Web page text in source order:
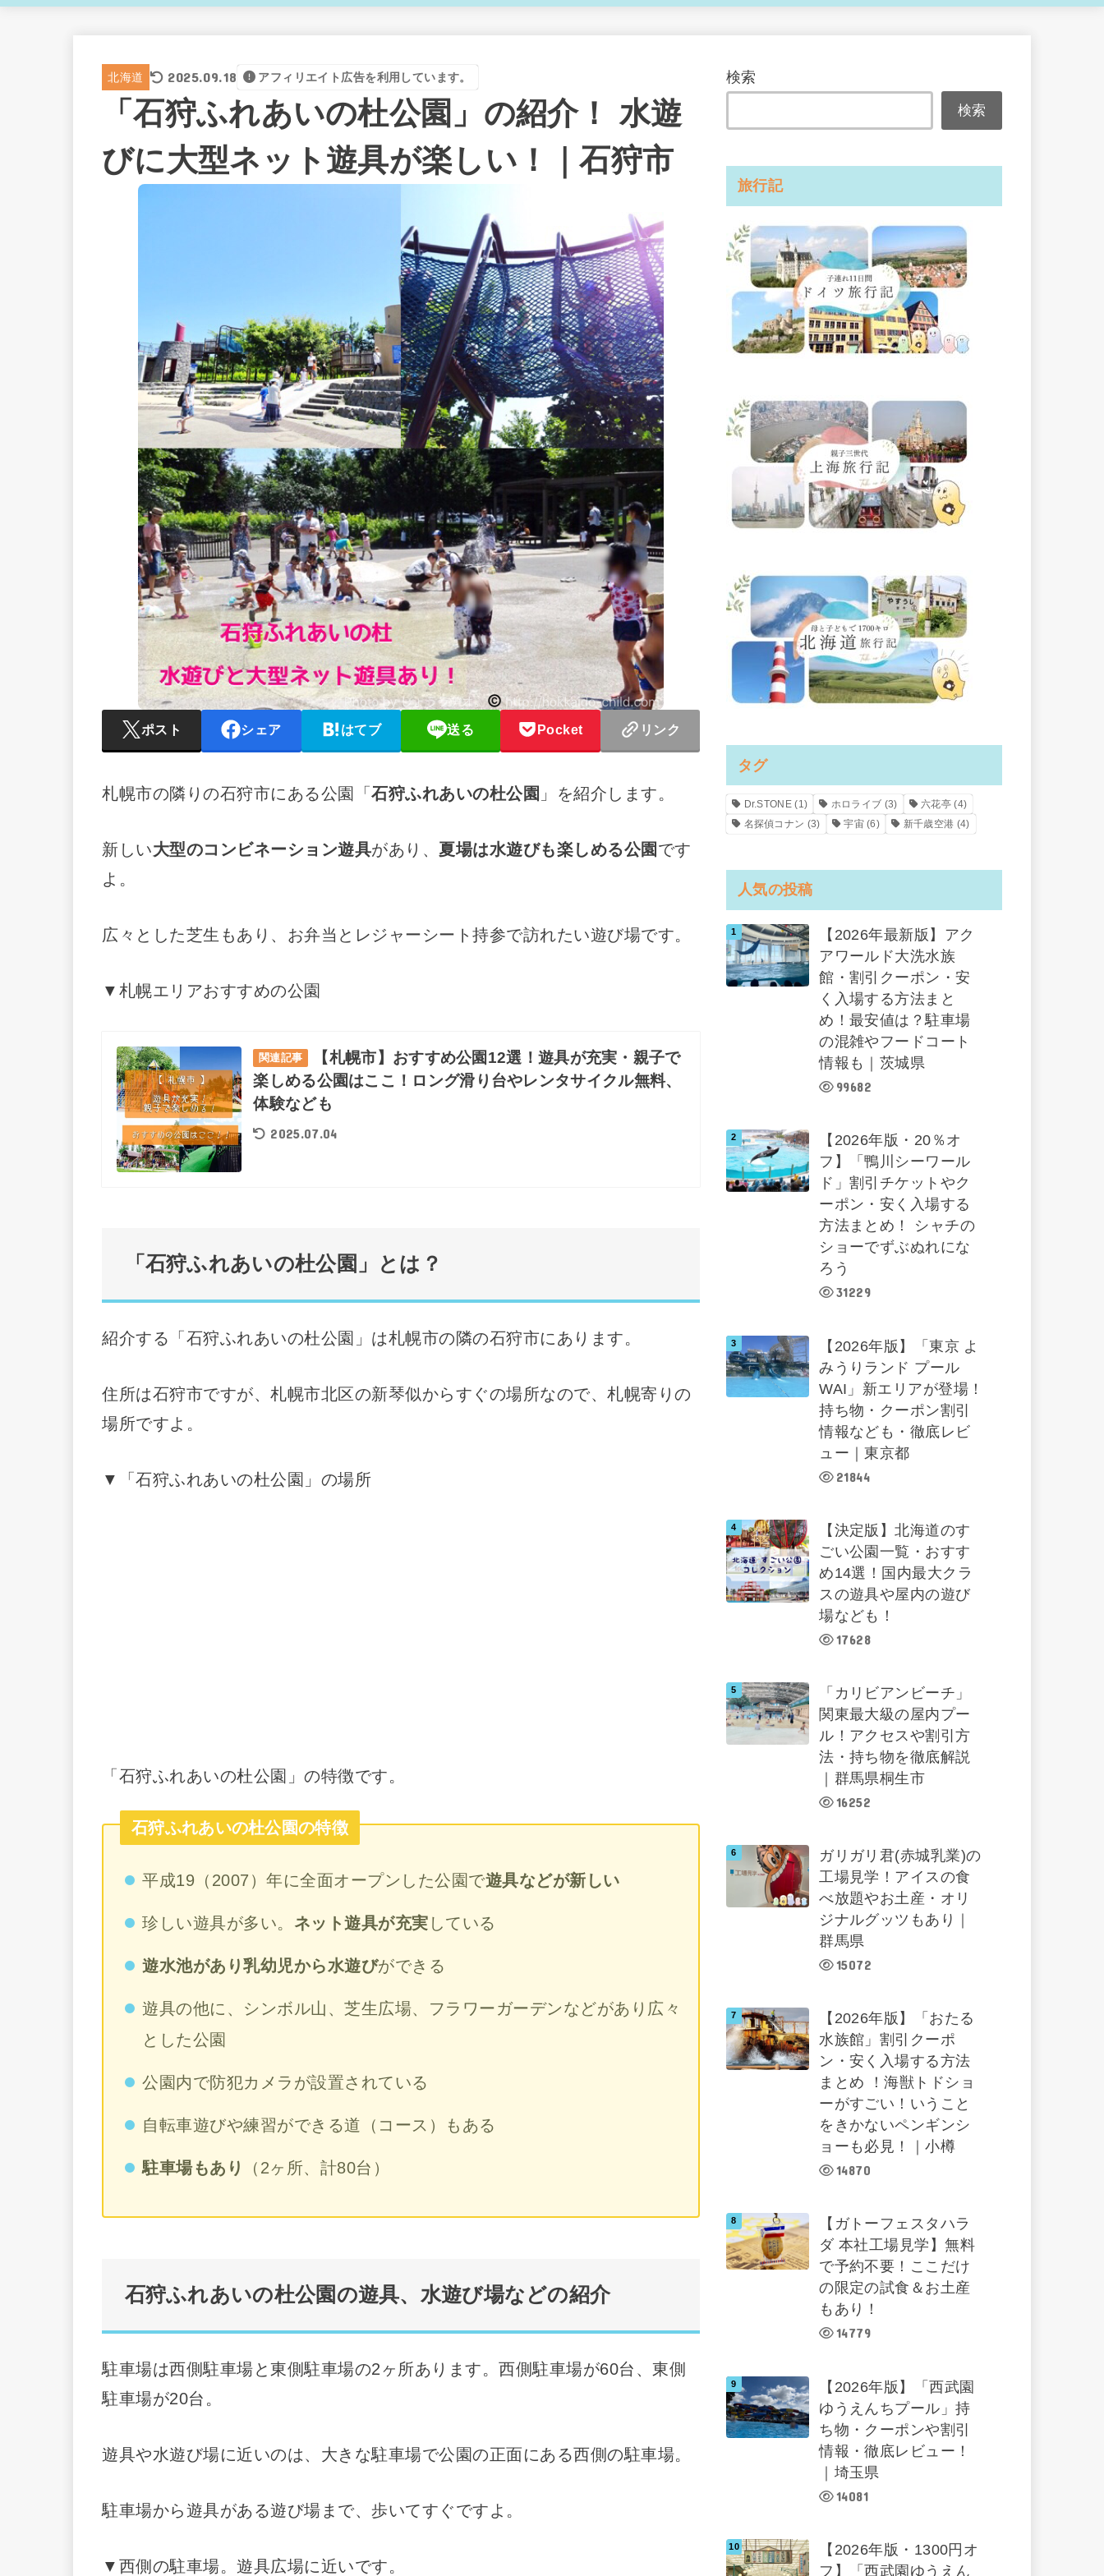
北海道 2025.09.18 アフィリエイト広告を利用しています。
「石狩ふれあいの杜公園」の紹介！ 水遊
びに大型ネット遊具が楽しい！｜石狩市
ポスト シェア はてブ 送る Pocket リンク
札幌市の隣りの石狩市にある公園「 石狩ふれあいの杜公園 」を紹介します。
新しい大型のコンビネーション遊具があり、 夏場は水遊びも楽しめる公園 です
よ。
広々とした芝生もあり、お弁当とレジャーシート持参で訪れたい遊び場です。
▼札幌エリアおすすめの公園
関連記事
【札幌市】おすすめ公園12選！遊具が充実・親子で
楽しめる公園はここ！ロング滑り台やレンタサイクル無料、
体験なども
2025.07.04
「石狩ふれあいの杜公園」とは？
紹介する「石狩ふれあいの杜公園」は札幌市の隣の石狩市にあります。
住所は石狩市ですが、札幌市北区の新琴似からすぐの場所なので、札幌寄りの
場所ですよ。
▼「石狩ふれあいの杜公園」の場所
「石狩ふれあいの杜公園」の特徴です。
石狩ふれあいの杜公園の特徴
平成19（2007）年に全面オープンした公園で遊具などが新しい
珍しい遊具が多い。 ネット遊具が充実 している
遊水池があり乳幼児から水遊びができる
遊具の他に、シンボル山、芝生広場、フラワーガーデンなどがあり広々
とした公園
公園内で防犯カメラが設置されている
自転車遊びや練習ができる道（コース）もある
駐車場もあり （2ヶ所、計80台）
石狩ふれあいの杜公園の遊具、水遊び場などの紹介
駐車場は西側駐車場と東側駐車場の2ヶ所あります。西側駐車場が60台、東側
駐車場が20台。
遊具や水遊び場に近いのは、大きな駐車場で公園の正面にある西側の駐車場。
駐車場から遊具がある遊び場まで、歩いてすぐですよ。
▼西側の駐車場。遊具広場に近いです。
検索
検索
旅行記
タグ
Dr.STONE(1) ホロライブ (3) 六花亭 (4)
名探偵コナン (3) 宇宙(6) 新千歳空港 (4)
人気の投稿
【2026年最新版】アク
アワールド大洗水族
館・割引クーポン・安
く入場する方法まと
め！最安値は？駐車場
の混雑やフードコート
情報も｜茨城県
99682
【2026年版・20％オ
フ】「鴨川シーワール
ド」割引チケットやク
ーポン・安く入場する
方法まとめ！ シャチの
ショーでずぶぬれにな
ろう
31229
【2026年版】「東京 よ
みうりランド プール
WAI」新エリアが登場！
持ち物・クーポン割引
情報なども・徹底レビ
ュー｜東京都
21844
【決定版】北海道のす
ごい公園一覧・おすす
め14選！国内最大クラ
スの遊具や屋内の遊び
場なども！
17628
「カリビアンビーチ」
関東最大級の屋内プー
ル！アクセスや割引方
法・持ち物を徹底解説
｜群馬県桐生市
16252
ガリガリ君(赤城乳業)の
工場見学！アイスの食
べ放題やお土産・オリ
ジナルグッツもあり｜
群馬県
15072
【2026年版】「おたる
水族館」割引クーポ
ン・安く入場する方法
まとめ ！海獣トドショ
ーがすごい！いうこと
をきかないペンギンシ
ョーも必見！｜小樽
14870
【ガトーフェスタハラ
ダ 本社工場見学】無料
で予約不要！ここだけ
の限定の試食＆お土産
もあり！
14779
【2026年版】「西武園
ゆうえんちプール」持
ち物・クーポンや割引
情報・徹底レビュー！
｜埼玉県
14081
【2026年版・1300円オ
フ】「西武園ゆうえん